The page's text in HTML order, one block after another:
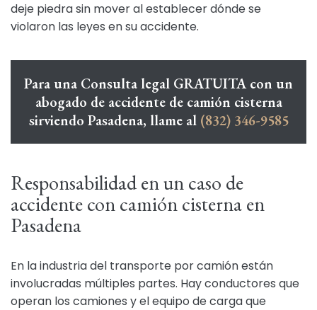
deje piedra sin mover al establecer dónde se
violaron las leyes en su accidente.
Para una Consulta legal GRATUITA con un
abogado de accidente de camión cisterna
sirviendo Pasadena, llame al (832) 346-9585
Responsabilidad en un caso de
accidente con camión cisterna en
Pasadena
En la industria del transporte por camión están
involucradas múltiples partes. Hay conductores que
operan los camiones y el equipo de carga que